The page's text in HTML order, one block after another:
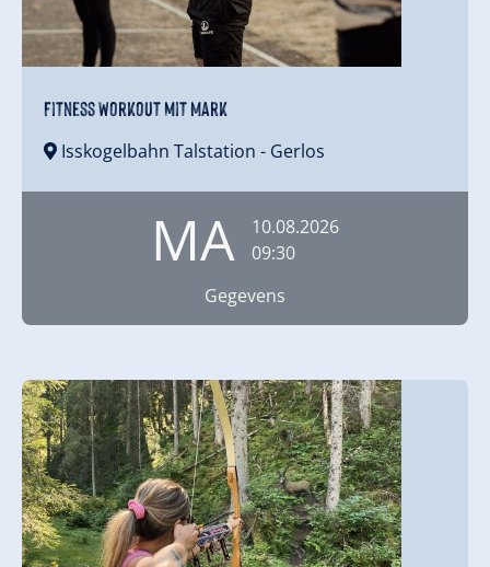
Fitness Workout mit Mark
Isskogelbahn Talstation - Gerlos
MA
10.08.2026
09:30
Gegevens